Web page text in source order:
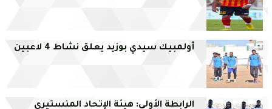
أولمبيك سيدي بوزيد يعلق نشاط 4 لاعبين
الرابطة الأولى: هيئة الإتحاد المنستيري